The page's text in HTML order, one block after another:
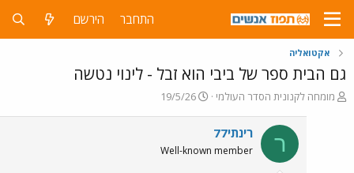
התחבר הירשם
אקטואליה
גם הבית ספר של ביבי הוא זבל - לינוי נטשה
פ
מומחה לקנונית הסדר העולמי
פ
ם
19/5/26
ר רינתי77
Well-known member